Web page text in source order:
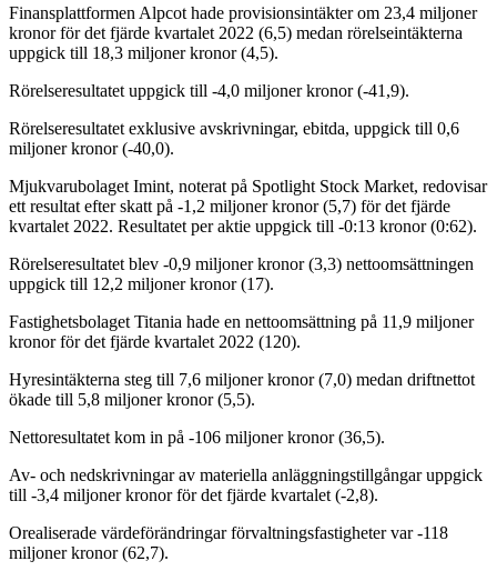
Finansplattformen Alpcot hade provisionsintäkter om 23,4 miljoner
kronor för det fjärde kvartalet 2022 (6,5) medan rörelseintäkterna
uppgick till 18,3 miljoner kronor (4,5).
Rörelseresultatet uppgick till -4,0 miljoner kronor (-41,9).
Rörelseresultatet exklusive avskrivningar, ebitda, uppgick till 0,6
miljoner kronor (-40,0).
Mjukvarubolaget Imint, noterat på Spotlight Stock Market, redovisar
ett resultat efter skatt på -1,2 miljoner kronor (5,7) för det fjärde
kvartalet 2022. Resultatet per aktie uppgick till -0:13 kronor (0:62).
Rörelseresultatet blev -0,9 miljoner kronor (3,3) nettoomsättningen
uppgick till 12,2 miljoner kronor (17).
Fastighetsbolaget Titania hade en nettoomsättning på 11,9 miljoner
kronor för det fjärde kvartalet 2022 (120).
Hyresintäkterna steg till 7,6 miljoner kronor (7,0) medan driftnettot
ökade till 5,8 miljoner kronor (5,5).
Nettoresultatet kom in på -106 miljoner kronor (36,5).
Av- och nedskrivningar av materiella anläggningstillgångar uppgick
till -3,4 miljoner kronor för det fjärde kvartalet (-2,8).
Orealiserade värdeförändringar förvaltningsfastigheter var -118
miljoner kronor (62,7).